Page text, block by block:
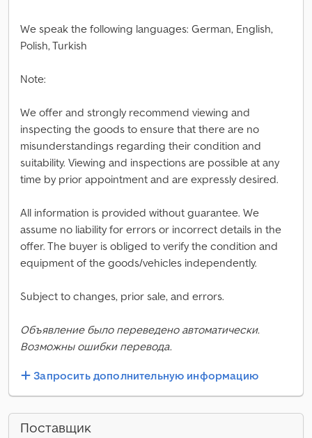
We speak the following languages: German, English,
Polish, Turkish
Note:
We offer and strongly recommend viewing and
inspecting the goods to ensure that there are no
misunderstandings regarding their condition and
suitability. Viewing and inspections are possible at any
time by prior appointment and are expressly desired.
All information is provided without guarantee. We
assume no liability for errors or incorrect details in the
offer. The buyer is obliged to verify the condition and
equipment of the goods/vehicles independently.
Subject to changes, prior sale, and errors.
Объявление было переведено автоматически.
Возможны ошибки перевода.
Запросить дополнительную информацию
Поставщик